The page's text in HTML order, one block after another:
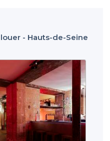
- Hauts-de-Seine